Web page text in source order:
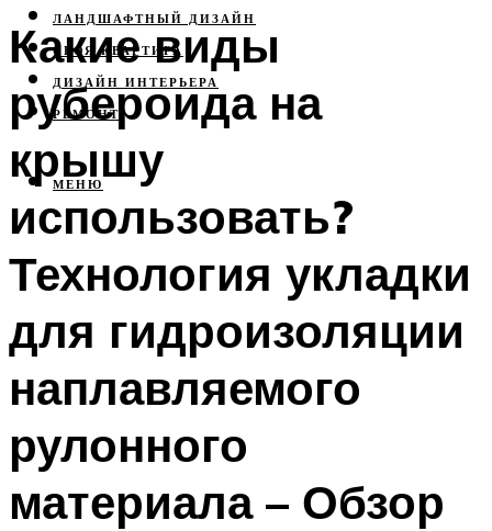
ЛАНДШАФТНЫЙ ДИЗАЙН
СВОЯ КВАРТИРА
ДИЗАЙН ИНТЕРЬЕРА
РЕМОНТ
МЕНЮ
Какие виды
рубероида на
крышу
использовать?
Технология укладки
для гидроизоляции
наплавляемого
рулонного
материала – Обзор